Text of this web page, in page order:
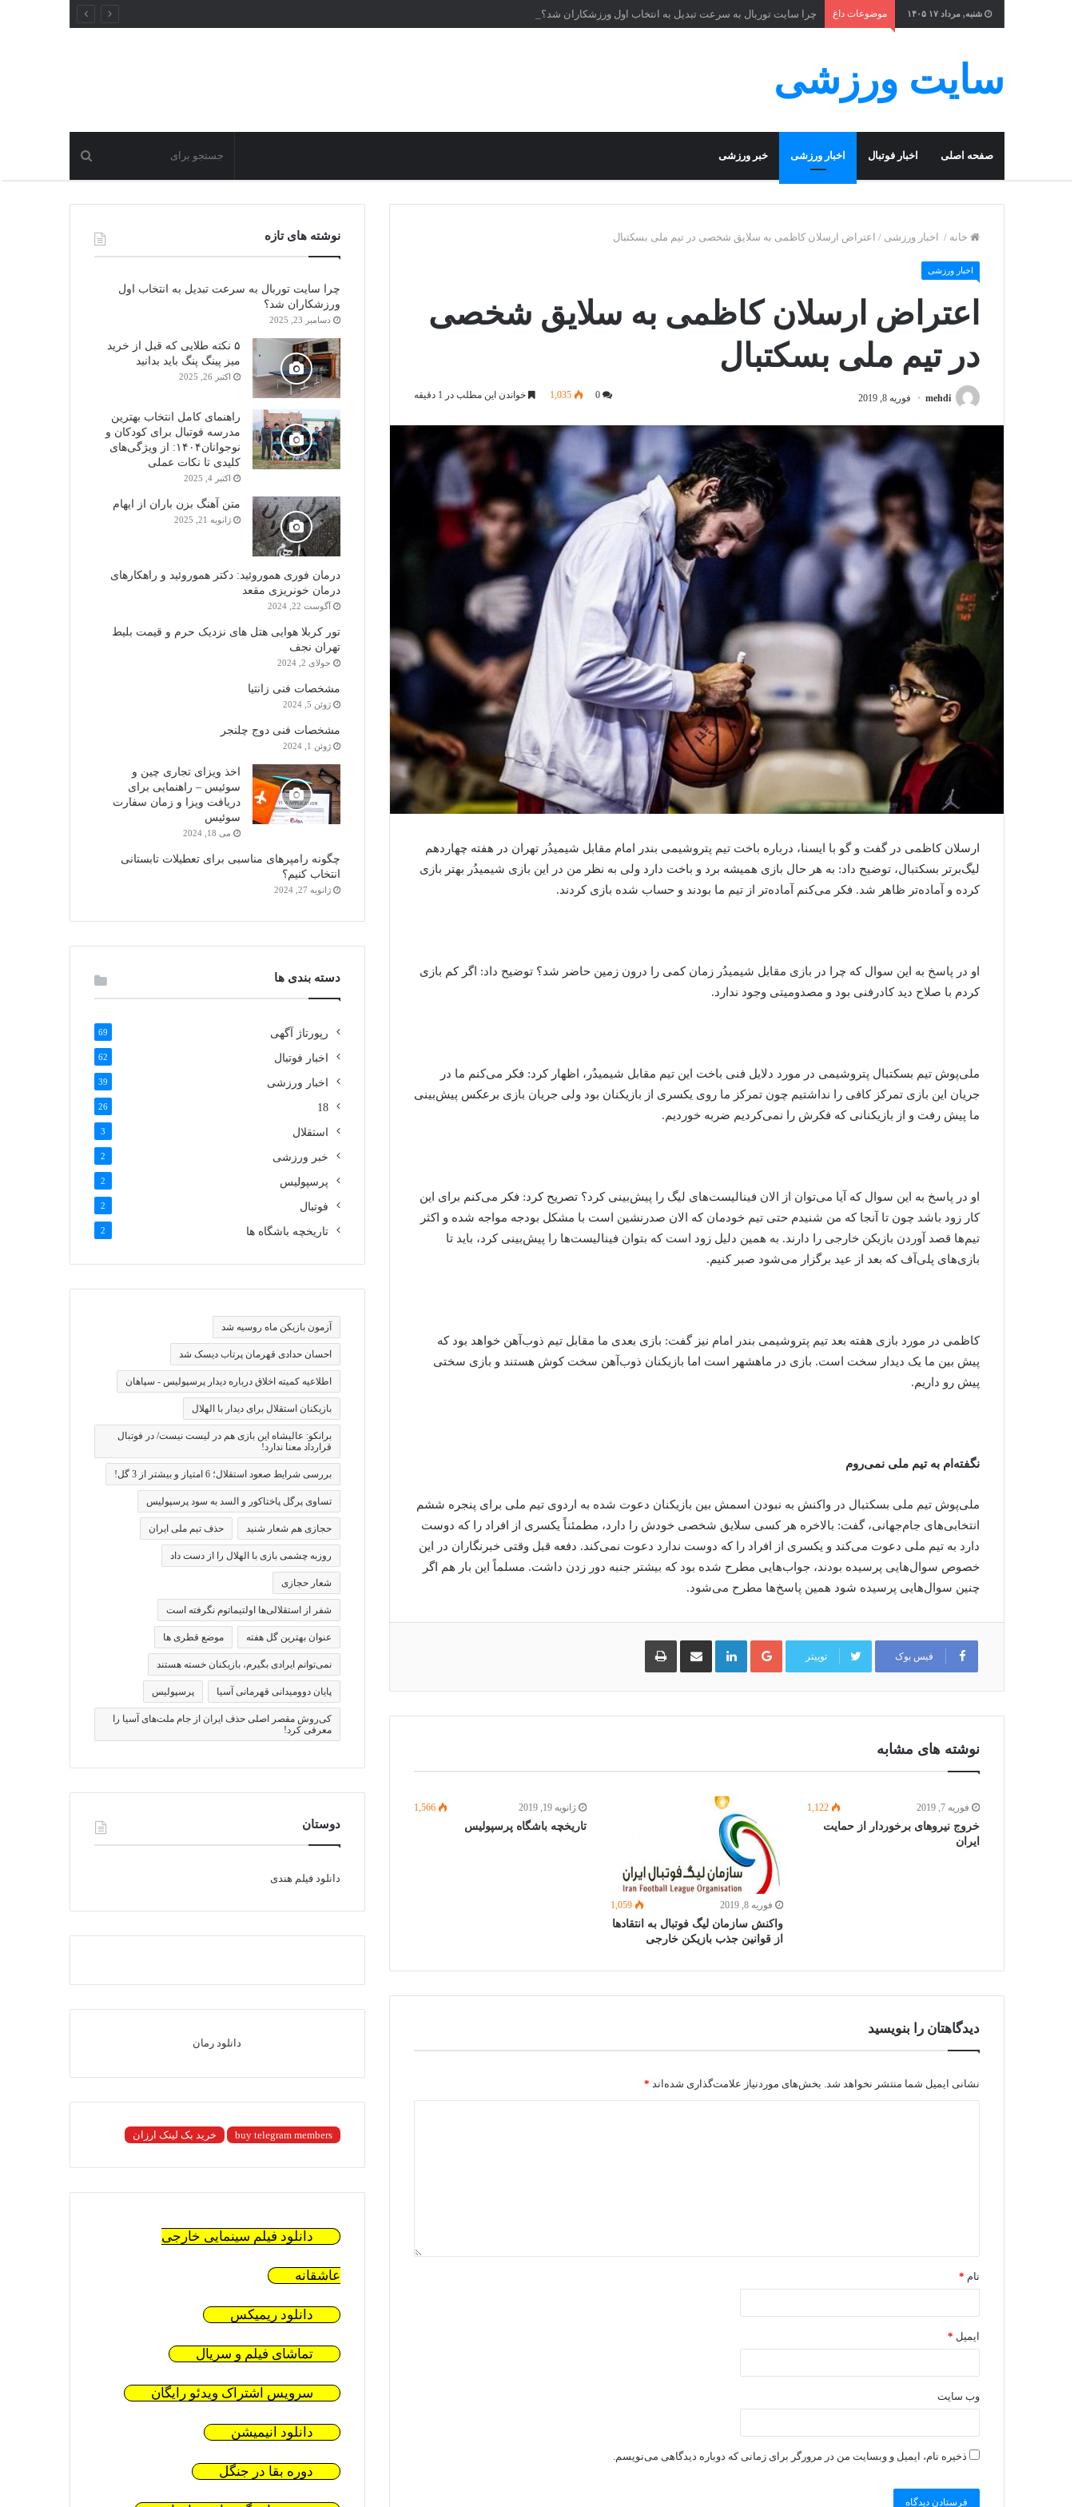
شنبه, مرداد ۱۷ ۱۴۰۵ موضوعات داغ چرا سایت توربال به ‌سرعت تبدیل به انتخاب اول ورزشکاران شد؟
سایت ورزشی
صفحه اصلی اخبار فوتبال اخبار ورزشی خبر ورزشی
خانه / اخبار ورزشی / اعتراض ارسلان کاظمی به سلایق شخصی در تیم ملی بسکتبال
اخبار ورزشی
اعتراض ارسلان کاظمی به سلایق شخصی
در تیم ملی بسکتبال
mehdi فوریه 8, 2019 1,035 خواندن این مطلب در 1 دقیقه
ارسلان کاظمی در گفت و گو با ایسنا، درباره باخت تیم پتروشیمی بندر امام مقابل شیمیدُر تهران در هفته چهاردهم
لیگ‌برتر بسکتبال، توضیح داد: به هر حال بازی همیشه برد و باخت دارد ولی به نظر من در این بازی شیمیدُر بهتر بازی
کرده و آماده‌تر ظاهر شد. فکر می‌کنم آماده‌تر از تیم ما بودند و حساب شده بازی کردند.
او در پاسخ به این سوال که چرا در بازی مقابل شیمیدُر زمان کمی را درون زمین حاضر شد؟ توضیح داد: اگر کم بازی
کردم با صلاح دید کادرفنی بود و مصدومیتی وجود ندارد.
ملی‌پوش تیم بسکتبال پتروشیمی در مورد دلایل فنی باخت این تیم مقابل شیمیدُر، اظهار کرد: فکر می‌کنم ما در
جریان این بازی تمرکز کافی را نداشتیم چون تمرکز ما روی یکسری از بازیکنان بود ولی جریان بازی برعکس پیش‌بینی
ما پیش رفت و از بازیکنانی که فکرش را نمی‌کردیم ضربه خوردیم.
او در پاسخ به این سوال که آیا می‌توان از الان فینالیست‌های لیگ را پیش‌بینی کرد؟ تصریح کرد: فکر می‌کنم برای این
کار زود باشد چون تا آنجا که من شنیدم حتی تیم خودمان که الان صدرنشین است با مشکل بودجه مواجه شده و اکثر
تیم‌ها قصد آوردن بازیکن خارجی را دارند. به همین دلیل زود است که بتوان فینالیست‌ها را پیش‌بینی کرد، باید تا
بازی‌های پلی‌آف که بعد از عید برگزار می‌شود صبر کنیم.
کاظمی در مورد بازی هفته بعد تیم پتروشیمی بندر امام نیز گفت: بازی بعدی ما مقابل تیم ذوب‌آهن خواهد بود که
پیش بین ما یک دیدار سخت است. بازی در ماهشهر است اما بازیکنان ذوب‌آهن سخت کوش هستند و بازی سختی
پیش رو داریم.
نگفته‌ام به تیم ملی نمی‌روم
ملی‌پوش تیم ملی بسکتبال در واکنش به نبودن اسمش بین بازیکنان دعوت شده به اردوی تیم ملی برای پنجره ششم
انتخابی‌های جام‌جهانی، گفت: بالاخره هر کسی سلایق شخصی خودش را دارد، مطمئناً یکسری از افراد را که دوست
دارد به تیم ملی دعوت می‌کند و یکسری از افراد را که دوست ندارد دعوت نمی‌کند. دفعه قبل وقتی خبرنگاران در این
خصوص سوال‌هایی پرسیده بودند، جواب‌هایی مطرح شده بود که بیشتر جنبه دور زدن داشت. مسلماً این بار هم اگر
چنین سوال‌هایی پرسیده شود همین پاسخ‌ها مطرح می‌شود.
فیس بوک توییتر
گوگل
پلاس
لینکدین اشتراک
گذاری
ایمیل
چاپ
نوشته های مشابه
فوریه 7, 2019 1,122
خروج نیروهای برخوردار از حمایت
ایران
فوریه 8, 2019 1,059
واکنش سازمان لیگ فوتبال به انتقادها
از قوانین جذب بازیکن خارجی
ژانویه 19, 2019 1,566
تاریخچه باشگاه پرسپولیس
دیدگاهتان را بنویسید
نشانی ایمیل شما منتشر نخواهد شد. بخش‌های موردنیاز علامت‌گذاری شده‌اند *
نام *
ایمیل *
وب‌ سایت
ذخیره نام، ایمیل و وبسایت من در مرورگر برای زمانی که دوباره دیدگاهی می‌نویسم.
نوشته های تازه
چرا سایت توربال به ‌سرعت تبدیل به انتخاب اول
ورزشکاران شد؟
دسامبر 23, 2025
۵ نکته طلایی که قبل از خرید
میز پینگ پنگ باید بدانید
اکتبر 26, 2025
راهنمای کامل انتخاب بهترین
مدرسه فوتبال برای کودکان و
نوجوانان۱۴۰۴: از ویژگی‌های
کلیدی تا نکات عملی
اکتبر 4, 2025
متن آهنگ بزن باران از ایهام
ژانویه 21, 2025
درمان فوری هموروئید: دکتر هموروئید و راهکارهای
درمان خونریزی مقعد
آگوست 22, 2024
تور کربلا هوایی هتل های نزدیک حرم و قیمت بلیط
تهران نجف
جولای 2, 2024
مشخصات فنی زانتیا
ژوئن 5, 2024
مشخصات فنی دوج چلنجر
ژوئن 1, 2024
اخذ ویزای تجاری چین و
سوئیس – راهنمایی برای
دریافت ویزا و زمان سفارت
سوئیس
می 18, 2024
چگونه رامپرهای مناسبی برای تعطیلات تابستانی
انتخاب کنیم؟
ژانویه 27, 2024
دسته بندی ها
رپورتاژ آگهی 69
اخبار فوتبال 62
اخبار ورزشی 39
18
26
استقلال 3
خبر ورزشی 2
پرسپولیس 2
فوتبال 2
تاریخچه باشگاه ها 2
آزمون بازیکن ماه روسیه شد
احسان حدادی قهرمان پرتاب دیسک شد
اطلاعیه کمیته اخلاق درباره دیدار پرسپولیس - سپاهان
بازیکنان استقلال برای دیدار با الهلال
برانکو: عالیشاه این بازی هم در لیست نیست/ در فوتبال
قرارداد معنا ندارد!
بررسی شرایط صعود استقلال؛ 6 امتیاز و بیشتر از 3 گل!
تساوی پرگل پاختاکور و السد به سود پرسپولیس
حجازی هم شعار شنید حذف تیم ملی ایران
روزبه چشمی بازی با الهلال را از دست داد
شعار حجازی
شفر از استقلالی‌ها اولتیماتوم نگرفته است
عنوان بهترین گل هفته موضع قطری ها
نمی‌توانم ایرادی بگیرم، بازیکنان خسته هستند
پایان دوومیدانی قهرمانی آسیا پرسپولیس
کی‌روش مقصر اصلی حذف ایران از جام ملت‌های آسیا را
معرفی کرد!
دوستان
دانلود فیلم هندی
دانلود رمان
buy telegram members خرید بک لینک ارزان
دانلود فیلم سینمایی خارجی
عاشقانه
دانلود ریمیکس
تماشای فیلم و سریال
سرویس اشتراک ویدئو رایگان
دانلود انیمیشن
دوره بقا در جنگل